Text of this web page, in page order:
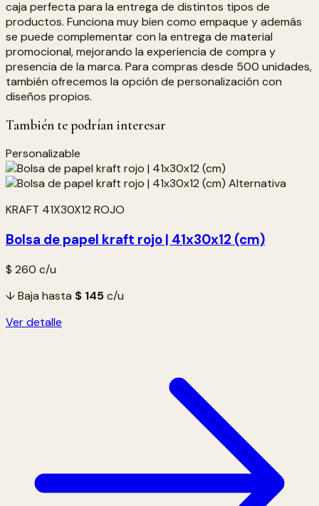
caja perfecta para la entrega de distintos tipos de
productos. Funciona muy bien como empaque y además
se puede complementar con la entrega de material
promocional, mejorando la experiencia de compra y
presencia de la marca. Para compras desde 500 unidades,
también ofrecemos la opción de personalización con
diseños propios.
También te podrían interesar
Personalizable
KRAFT 41X30X12 ROJO
Bolsa de papel kraft rojo | 41x30x12 (cm)
$ 260 c/u
↓ Baja hasta $ 145c/u
Ver detalle